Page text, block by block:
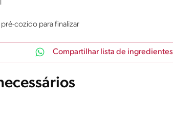
pré-cozido para finalizar
Compartilhar lista de ingredientes